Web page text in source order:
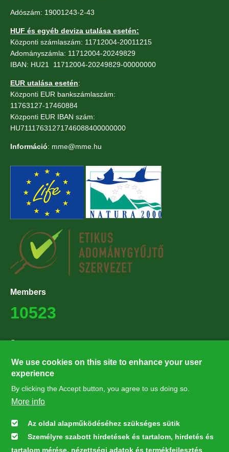
Adószám: 19001243-2-43
HUF és egyéb deviza utalása esetén:
Központi számlaszám: 11712004-20011215
Adományszámla: 11712004-20249829
IBAN: HU21 11712004-20249829-00000000
EUR utalása esetén:
Központi EUR bankszámlaszám:
11763127-17460884
Központi EUR IBAN szám:
HU71117631271746088400000000
Információ: mme@mme.hu
Members
10523
Supporters
27224
Hírlevél feliratkozás
Feliratkozás
We use cookies on this site to enhance your user
experience
By clicking the Accept button, you agree to us doing so.
More info
Az oldal alapműködéséhez szükséges sütik
Személyre szabott hirdetések és tartalom, hirdetés és
tartalom mérése, nézettségi adatok és termékfejlesztés